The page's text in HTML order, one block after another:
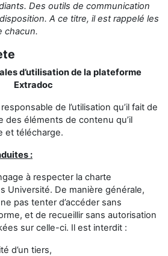
. Des outils de communication
A ce titre, il est rappelé les
chacun.
d’utilisation de la plateforme
Extradoc
de l’utilisation qu’il fait de
des éléments de contenu qu’il
et télécharge.
:
à respecter la charte
Université. De manière générale,
ne pas tenter d’accéder sans
et de recueillir sans autorisation
sur celle-ci. Il est interdit :
d’un tiers,